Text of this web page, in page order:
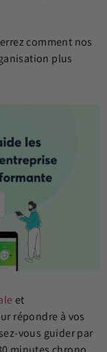
comment nos
plus
et
répondre à vos
vous guider par